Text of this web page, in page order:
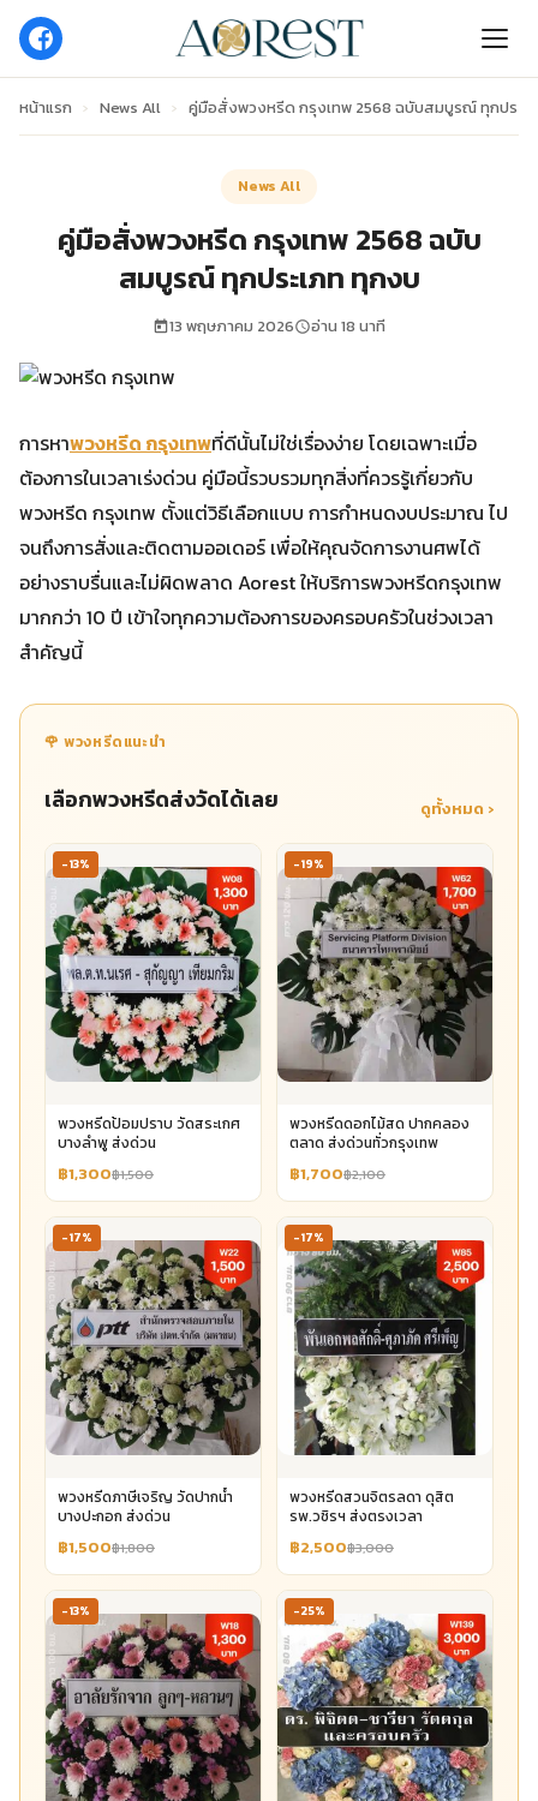
หน้าแรก › News All › คู่มือสั่งพวงหรีด กรุงเทพ 2568 ฉบับสมบูรณ์ ทุกประเ
News All
คู่มือสั่งพวงหรีด กรุงเทพ 2568 ฉบับ
สมบูรณ์ ทุกประเภท ทุกงบ
13 พฤษภาคม 2026 อ่าน 18 นาที
การหาพวงหรีด กรุงเทพที่ดีนั้นไม่ใช่เรื่องง่าย โดยเฉพาะเมื่อ
ต้องการในเวลาเร่งด่วน คู่มือนี้รวบรวมทุกสิ่งที่ควรรู้เกี่ยวกับ
พวงหรีด กรุงเทพ ตั้งแต่วิธีเลือกแบบ การกำหนดงบประมาณ ไป
จนถึงการสั่งและติดตามออเดอร์ เพื่อให้คุณจัดการงานศพได้
อย่างราบรื่นและไม่ผิดพลาด Aorest ให้บริการพวงหรีดกรุงเทพ
มากกว่า 10 ปี เข้าใจทุกความต้องการของครอบครัวในช่วงเวลา
สำคัญนี้
🌹 พวงหรีดแนะนำ
เลือกพวงหรีดส่งวัดได้เลย ดูทั้งหมด ›
-13%
พวงหรีดป้อมปราบ วัดสระเกศ
บางลำพู ส่งด่วน
฿1,300฿1,500
-19%
พวงหรีดดอกไม้สด ปากคลอง
ตลาด ส่งด่วนทั่วกรุงเทพ
฿1,700฿2,100
-17%
พวงหรีดภาษีเจริญ วัดปากน้ำ
บางปะกอก ส่งด่วน
฿1,500฿1,800
-17%
พวงหรีดสวนจิตรลดา ดุสิต
รพ.วชิรฯ ส่งตรงเวลา
฿2,500฿3,000
-13% -25%